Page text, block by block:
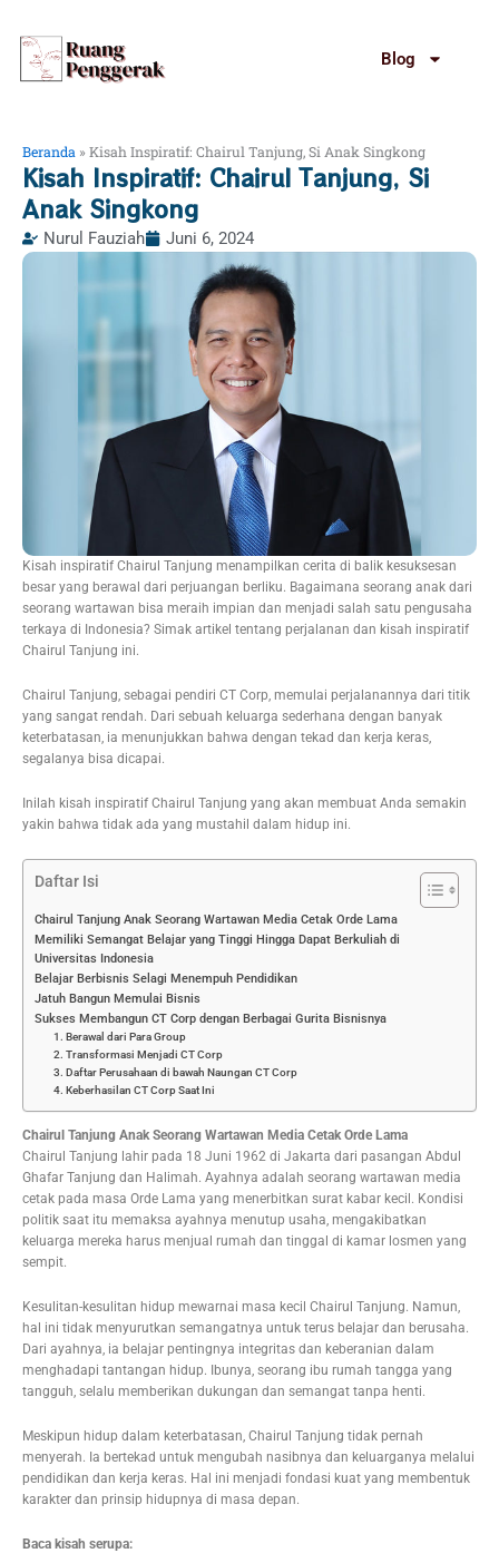
konten
Blog
Beranda »Kisah Inspiratif: Chairul Tanjung, Si Anak Singkong
Kisah Inspiratif: Chairul Tanjung, Si
Anak Singkong
Nurul Fauziah Juni 6, 2024
Kisah inspiratif Chairul Tanjung menampilkan cerita di balik kesuksesan
besar yang berawal dari perjuangan berliku. Bagaimana seorang anak dari
seorang wartawan bisa meraih impian dan menjadi salah satu pengusaha
terkaya di Indonesia? Simak artikel tentang perjalanan dan kisah inspiratif
Chairul Tanjung ini.
Chairul Tanjung, sebagai pendiri CT Corp, memulai perjalanannya dari titik
yang sangat rendah. Dari sebuah keluarga sederhana dengan banyak
keterbatasan, ia menunjukkan bahwa dengan tekad dan kerja keras,
segalanya bisa dicapai.
Inilah kisah inspiratif Chairul Tanjung yang akan membuat Anda semakin
yakin bahwa tidak ada yang mustahil dalam hidup ini.
Daftar Isi
Chairul Tanjung Anak Seorang Wartawan Media Cetak Orde Lama
Memiliki Semangat Belajar yang Tinggi Hingga Dapat Berkuliah di
Universitas Indonesia
Belajar Berbisnis Selagi Menempuh Pendidikan
Jatuh Bangun Memulai Bisnis
Sukses Membangun CT Corp dengan Berbagai Gurita Bisnisnya
1. Berawal dari Para Group
2. Transformasi Menjadi CT Corp
3. Daftar Perusahaan di bawah Naungan CT Corp
4. Keberhasilan CT Corp Saat Ini
Chairul Tanjung Anak Seorang Wartawan Media Cetak Orde Lama
Chairul Tanjung lahir pada 18 Juni 1962 di Jakarta dari pasangan Abdul
Ghafar Tanjung dan Halimah. Ayahnya adalah seorang wartawan media
cetak pada masa Orde Lama yang menerbitkan surat kabar kecil. Kondisi
politik saat itu memaksa ayahnya menutup usaha, mengakibatkan
keluarga mereka harus menjual rumah dan tinggal di kamar losmen yang
sempit.
Kesulitan-kesulitan hidup mewarnai masa kecil Chairul Tanjung. Namun,
hal ini tidak menyurutkan semangatnya untuk terus belajar dan berusaha.
Dari ayahnya, ia belajar pentingnya integritas dan keberanian dalam
menghadapi tantangan hidup. Ibunya, seorang ibu rumah tangga yang
tangguh, selalu memberikan dukungan dan semangat tanpa henti.
Meskipun hidup dalam keterbatasan, Chairul Tanjung tidak pernah
menyerah. Ia bertekad untuk mengubah nasibnya dan keluarganya melalui
pendidikan dan kerja keras. Hal ini menjadi fondasi kuat yang membentuk
karakter dan prinsip hidupnya di masa depan.
Baca kisah serupa: